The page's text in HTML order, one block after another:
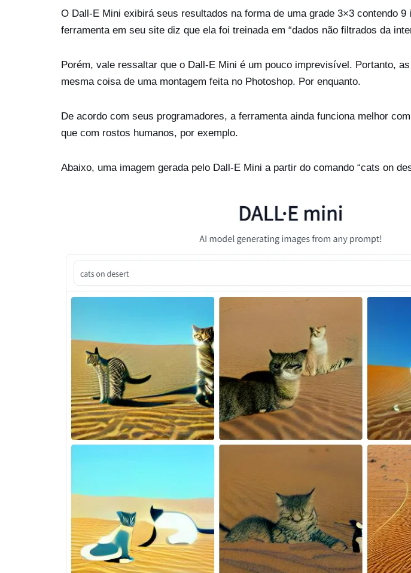
O Dall-E Mini exibirá seus resultados na forma de uma grade 3×3 contendo 9
ferramenta em seu site diz que ela foi treinada em “dados não filtrados da
Porém, vale ressaltar que o Dall-E Mini é um pouco imprevisível. Portanto,
mesma coisa de uma montagem feita no Photoshop. Por enquanto.
De acordo com seus programadores, a ferramenta ainda funciona melhor
que com rostos humanos, por exemplo.
Abaixo, uma imagem gerada pelo Dall-E Mini a partir do comando “cats on